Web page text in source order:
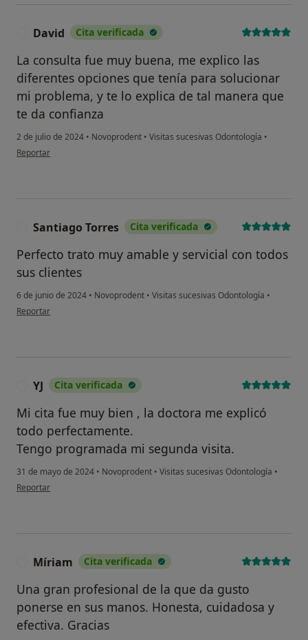
David Cita verificada
La consulta fue muy buena, me explico las
diferentes opciones que tenía para solucionar
mi problema, y te lo explica de tal manera que
te da confianza
2 de julio de 2024 • Novoprodent • Visitas sucesivas Odontología •
en opinión del usuario David
Reportar
Santiago Torres Cita verificada
Perfecto trato muy amable y servicial con todos
sus clientes
6 de junio de 2024 • Novoprodent • Visitas sucesivas Odontología •
en opinión del usuario Santiago Torres
Reportar
YJ Cita verificada
Mi cita fue muy bien , la doctora me explicó
todo perfectamente.
Tengo programada mi segunda visita.
31 de mayo de 2024 • Novoprodent • Visitas sucesivas Odontología •
en opinión del usuario YJ
Reportar
Míriam Cita verificada
Una gran profesional de la que da gusto
ponerse en sus manos. Honesta, cuidadosa y
efectiva. Gracias
Sí, una vez
No, pero lo consideraría
No, y no confío en ello
Continuar